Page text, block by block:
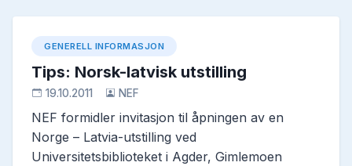
GENERELL INFORMASJON
Tips: Norsk-latvisk utstilling
19.10.2011 NEF
NEF formidler invitasjon til åpningen av en
Norge – Latvia-utstilling ved
Universitetsbiblioteket i Agder, Gimlemoen